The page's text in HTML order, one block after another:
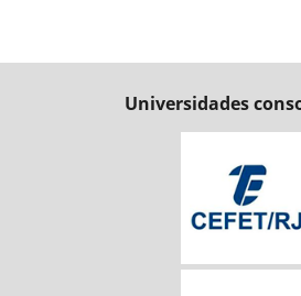
Universidades